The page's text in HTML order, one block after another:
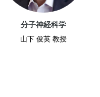
分子神経科学
山下 俊英 教授